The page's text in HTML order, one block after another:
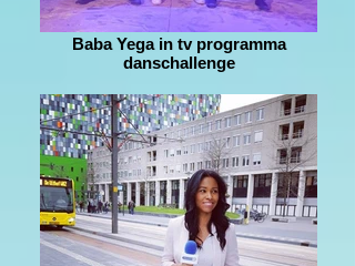
Baba Yega in tv programma
danschallenge